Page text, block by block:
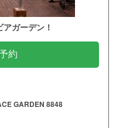
ガーデン！
約
GARDEN 8848